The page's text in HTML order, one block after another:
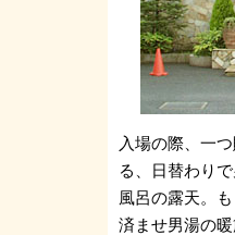
入場の際、一
る、日替わり
風呂の露天。
済ませ男湯の